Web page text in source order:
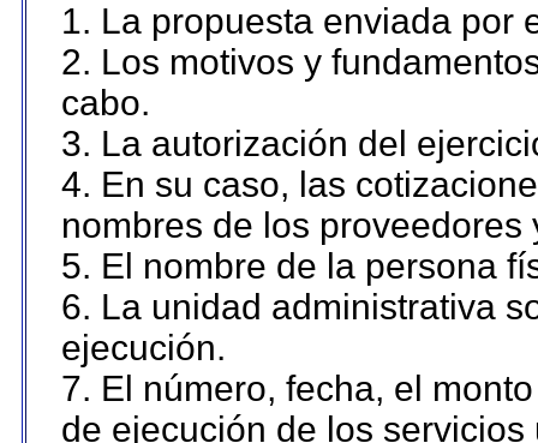
1. La propuesta enviada por
2. Los motivos y
cabo.
3. La autorización del
4. En su caso, las
nombres de los proveedores
5. El nombre de la persona
6. La unidad administrativa
ejecución.
7. El número, fecha, el
de ejecución de los servicios